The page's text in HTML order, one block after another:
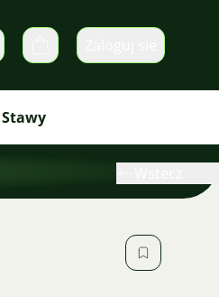
wiadomości
Koszyk
Stawy